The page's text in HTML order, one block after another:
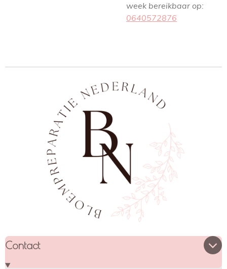
week bereikbaar op:
0640572876
Contact